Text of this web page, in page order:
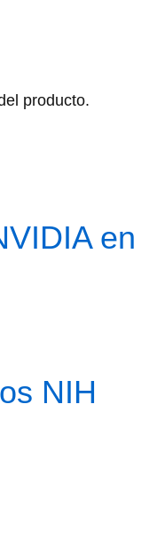
producto.
en
NIH